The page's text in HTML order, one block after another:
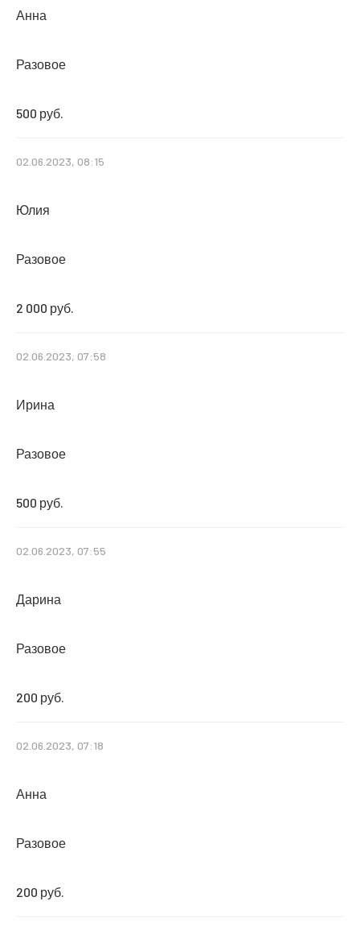
Анна
Разовое
500 руб.
02.06.2023, 08:15
Юлия
Разовое
2 000 руб.
02.06.2023, 07:58
Ирина
Разовое
500 руб.
02.06.2023, 07:55
Дарина
Разовое
200 руб.
02.06.2023, 07:18
Анна
Разовое
200 руб.